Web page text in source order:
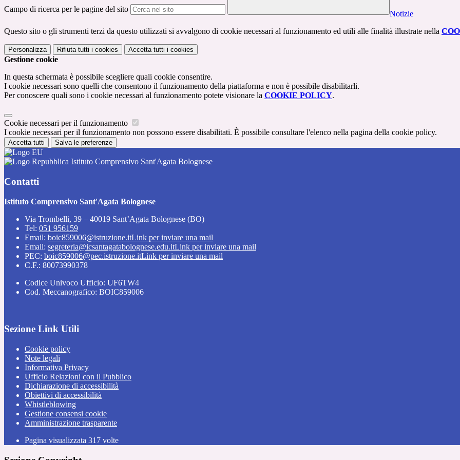
Campo di ricerca per le pagine del sito
Notizie
Questo sito o gli strumenti terzi da questo utilizzati si avvalgono di cookie necessari al funzionamento ed utili alle finalità illustrate nella
Personalizza Rifiuta tutti i cookies Accetta tutti i cookies
Gestione cookie
In questa schermata è possibile scegliere quali cookie consentire.
I cookie necessari sono quelli che consentono il funzionamento della piattaforma e non è possibile disabilitarli.
Per conoscere quali sono i cookie necessari al funzionamento potete visionare la COOKIE POLICY.
Cookie necessari per il funzionamento
I cookie necessari per il funzionamento non possono essere disabilitati. È possibile consultare l'elenco nella pagina della cookie policy.
Accetta tutti Salva le preferenze
Istituto Comprensivo Sant'Agata Bolognese
Contatti
Istituto Comprensivo Sant'Agata Bolognese
Via Trombelli, 39 – 40019 Sant’Agata Bolognese (BO)
Tel: 051 956159
Email: boic859006@istruzione.itLink per inviare una mail
Email: segreteria@icsantagatabolognese.edu.itLink per inviare una mail
PEC: boic859006@pec.istruzione.itLink per inviare una mail
C.F.: 80073990378
Codice Univoco Ufficio: UF6TW4
Cod. Meccanografico: BOIC859006
Sezione Link Utili
Cookie policy
Note legali
Informativa Privacy
Ufficio Relazioni con il Pubblico
Dichiarazione di accessibilità
Obiettivi di accessibilità
Whistleblowing
Gestione consensi cookie
Amministrazione trasparente
Pagina visualizzata 317 volte